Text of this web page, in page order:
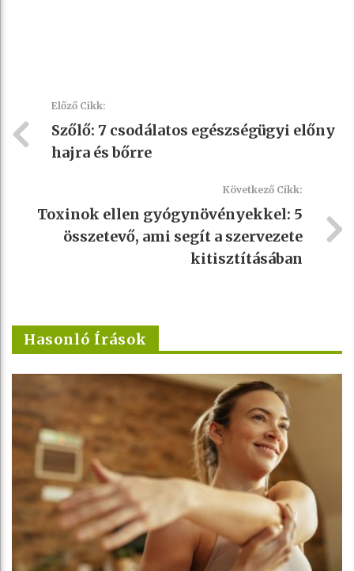
Előző Cikk:
Szőlő: 7 csodálatos egészségügyi előny
hajra és bőrre
Következő Cikk:
Toxinok ellen gyógynövényekkel: 5
összetevő, ami segít a szervezete
kitisztításában
Hasonló Írások